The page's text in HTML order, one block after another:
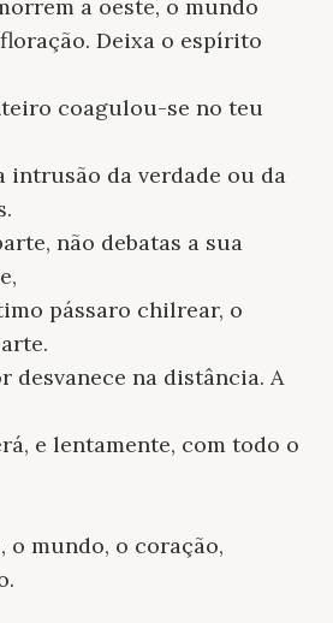
a oeste, o mundo
Deixa o espírito
coagulou-se no teu
intrusão da verdade ou da
não debatas a sua
pássaro chilrear, o
desvanece na distância. A
e lentamente, com todo o
o mundo, o coração,